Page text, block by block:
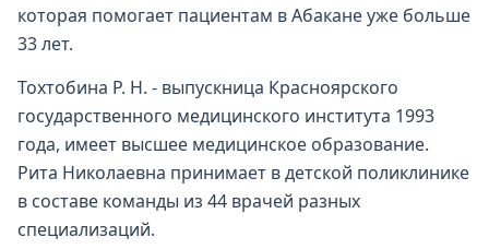
которая помогает пациентам в Абакане уже больше
33 лет.
Тохтобина Р. Н. - выпускница Красноярского
государственного медицинского института 1993
года, имеет высшее медицинское образование.
Рита Николаевна принимает в детской поликлинике
в составе команды из 44 врачей разных
специализаций.